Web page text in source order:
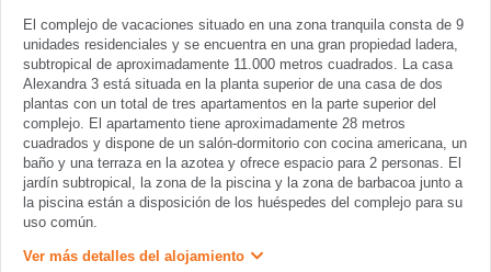
El complejo de vacaciones situado en una zona tranquila consta de 9
unidades residenciales y se encuentra en una gran propiedad ladera,
subtropical de aproximadamente 11.000 metros cuadrados. La casa
Alexandra 3 está situada en la planta superior de una casa de dos
plantas con un total de tres apartamentos en la parte superior del
complejo. El apartamento tiene aproximadamente 28 metros
cuadrados y dispone de un salón-dormitorio con cocina americana, un
baño y una terraza en la azotea y ofrece espacio para 2 personas. El
jardín subtropical, la zona de la piscina y la zona de barbacoa junto a
la piscina están a disposición de los huéspedes del complejo para su
uso común.
Ver más detalles del alojamiento